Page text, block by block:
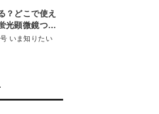
？どこで使え
光顕微鏡つか
ド
いま知りたい